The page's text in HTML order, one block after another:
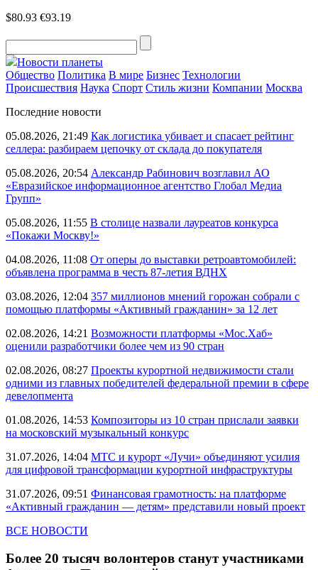
$80.93 €93.19
Новости планеты
Общество Политика В мире Бизнес Технологии
Происшествия Наука Спорт Стиль жизни Компании Москва
Последние новости
05.08.2026, 21:49 Как логистика убивает и спасает рейтинг
селлера: разбираем цепочку от склада до покупателя
05.08.2026, 20:54 Александр Рабинович возглавил АО
«Евразийское информационное агентство Глобал Медиа
Групп»
05.08.2026, 11:55 В столице назвали лауреатов конкурса
«Покажи Москву!»
04.08.2026, 11:08 От оперы до выставки ретроавтомобилей:
объявлена программа в честь 87-летия ВДНХ
03.08.2026, 12:04 357 миллионов мнений горожан собрали с
помощью платформы «Активный гражданин» за 12 лет
02.08.2026, 14:21 Возможности платформы «Мос.Хаб»
оценили разработчики более чем из 90 стран
02.08.2026, 08:27 Проекты курортной недвижимости стали
одними из главных победителей федеральной премии в сфере
девелопмента
01.08.2026, 14:53 Композиторы из 10 стран прислали заявки
на московский музыкальный конкурс
31.07.2026, 14:04 МТС и курорт «Лучи» объединяют усилия
для цифровой трансформации курортной инфраструктуры
31.07.2026, 09:51 Финансовая грамотность: на платформе
«Активный гражданин — детям» представили новый проект
ВСЕ НОВОСТИ
Более 20 тысяч волонтеров станут участниками